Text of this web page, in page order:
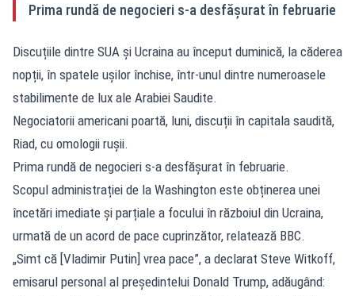
Prima rundă de negocieri s-a desfășurat în februarie
Discuțiile dintre SUA și Ucraina au început duminică, la căderea
nopții, în spatele ușilor închise, într-unul dintre numeroasele
stabilimente de lux ale Arabiei Saudite.
Negociatorii americani poartă, luni, discuții în capitala saudită,
Riad, cu omologii rușii.
Prima rundă de negocieri s-a desfășurat în februarie.
Scopul administrației de la Washington este obținerea unei
încetări imediate și parțiale a focului în războiul din Ucraina,
urmată de un acord de pace cuprinzător, relatează BBC.
„Simt că [Vladimir Putin] vrea pace”, a declarat Steve Witkoff,
emisarul personal al președintelui Donald Trump, adăugând: